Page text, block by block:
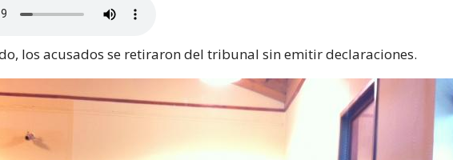
los acusados se retiraron del tribunal sin emitir declaraciones.